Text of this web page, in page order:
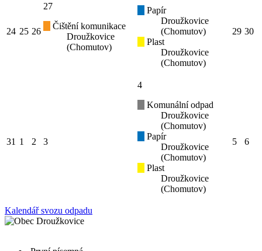
24 25 26
27
Čištění komunikace
Droužkovice
(Chomutov)
Papír
Droužkovice
(Chomutov)
Plast
Droužkovice
(Chomutov)
29 30
31 1 2 3
4
Komunální odpad
Droužkovice
(Chomutov)
Papír
Droužkovice
(Chomutov)
Plast
Droužkovice
(Chomutov)
5 6
Kalendář svozu odpadu